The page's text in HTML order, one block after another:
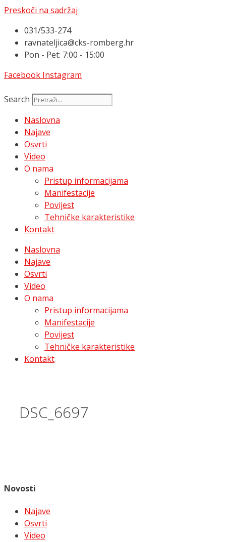
Preskoči na sadržaj
031/533-274
ravnateljica@cks-romberg.hr
Pon - Pet: 7:00 - 15:00
Facebook Instagram
Search
Naslovna
Najave
Osvrti
Video
O nama
Pristup informacijama
Manifestacije
Povijest
Tehničke karakteristike
Kontakt
Naslovna
Najave
Osvrti
Video
O nama
Pristup informacijama
Manifestacije
Povijest
Tehničke karakteristike
Kontakt
DSC_6697
Novosti
Najave
Osvrti
Video